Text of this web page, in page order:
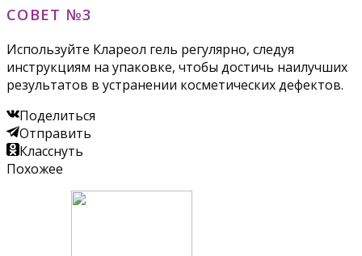
СОВЕТ №3
Используйте Клареол гель регулярно, следуя
инструкциям на упаковке, чтобы достичь наилучших
результатов в устранении косметических дефектов.
Поделиться
Отправить
Класснуть
Похожее